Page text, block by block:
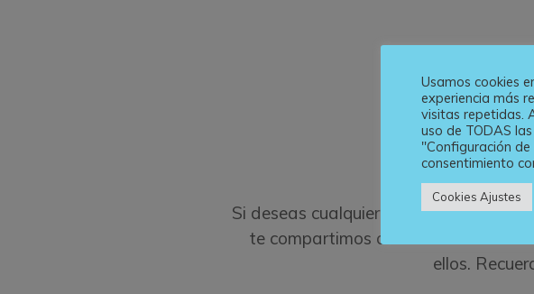
Conoce
Si deseas cualquier tipo de
te compartimos directamente
ellos.
Usamos cookies
experiencia más
visitas repetidas.
uso de TODAS
"Configuración
consentimiento
Cookies Ajustes